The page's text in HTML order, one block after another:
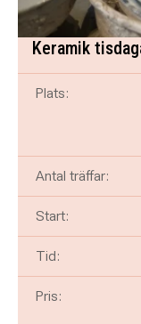
Keramik
Plats:
Antal träffar:
Start:
Tid:
Pris: